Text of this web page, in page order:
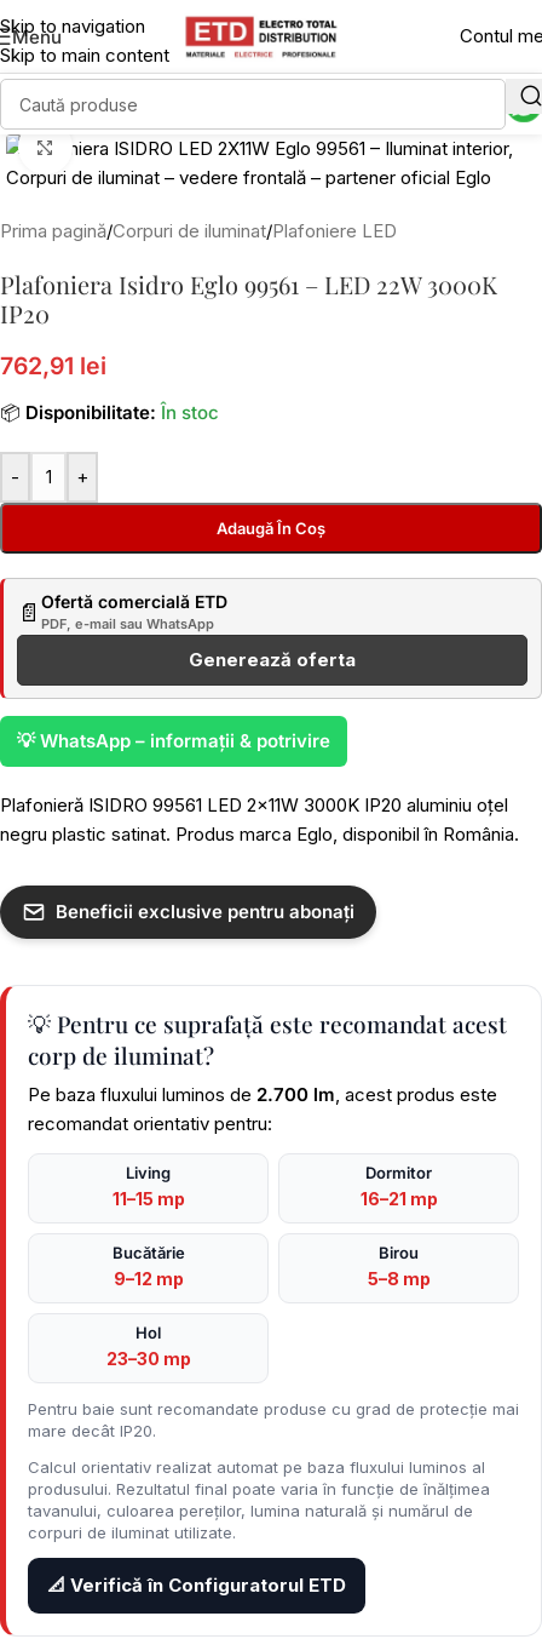
Skip to navigation
Skip to main content
Menu Contul
Click to enlarge
Prima pagină/Corpuri de iluminat/Plafoniere LED
Plafoniera Isidro Eglo 99561 – LED 22W 3000K
IP20
762,91 lei
📦 Disponibilitate: În stoc
- +
Adaugă În Coș
📄 Ofertă comercială ETD
PDF, e-mail sau WhatsApp
Generează oferta
💡 WhatsApp – informații & potrivire
Plafonieră ISIDRO 99561 LED 2x11W 3000K IP20 aluminiu oțel
negru plastic satinat. Produs marca Eglo, disponibil în România.
Beneficii exclusive pentru abonați
💡 Pentru ce suprafață este recomandat acest
corp de iluminat?
Pe baza fluxului luminos de 2.700 lm, acest produs este
recomandat orientativ pentru:
Living
11–15 mp
Dormitor
16–21 mp
Bucătărie
9–12 mp
Birou
5–8 mp
Hol
23–30 mp
Pentru baie sunt recomandate produse cu grad de protecție mai
mare decât IP20.
Calcul orientativ realizat automat pe baza fluxului luminos al
produsului. Rezultatul final poate varia în funcție de înălțimea
tavanului, culoarea pereților, lumina naturală și numărul de
corpuri de iluminat utilizate.
📐 Verifică în Configuratorul ETD